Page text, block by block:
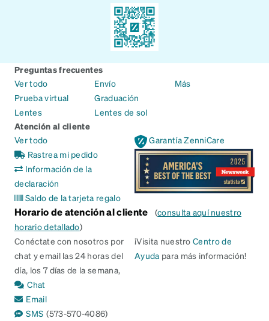
Preguntas frecuentes
Ver todo
Prueba virtual
Lentes
Envío
Graduación
Lentes de sol
Más
Atención al cliente
Ver todo
Rastrea mi pedido
Información de la
declaración
Saldo de la tarjeta regalo
Garantía ZenniCare
Horario de atención al cliente (consulta aquí nuestro
horario detallado)
Conéctate con nosotros por
chat y email las 24 horas del
día, los 7 días de la semana,
Chat
Email
SMS (573-570-4086)
¡Visita nuestroCentro de
Ayuda para más información!